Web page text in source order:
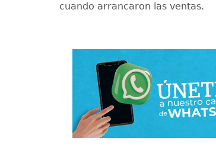
cuando arrancaron las ventas.